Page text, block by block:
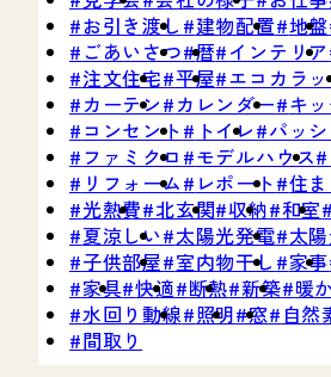
お引き渡し
建物配置 地盤
ごあいさつ 暦 インテリア
注文住宅 平屋 エコカラ
カーテン
カレンダー キ
コンセント
トイレ
パッ
ファミクロ
モデルハウス
リフォーム
レポート 住
光熱費 北玄関 収納 和室
夏涼しい 太陽光発電 太
子供部屋 室内物干し 家事
家具 快適 断熱 新築 暖
水回り動線 照明 窓 自然
間取り